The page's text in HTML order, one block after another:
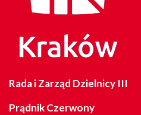
Rada i Zarząd Dzielnicy III
Prądnik Czerwony